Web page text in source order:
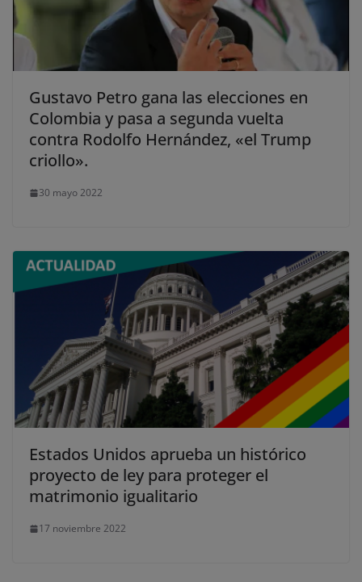
Gustavo Petro gana las elecciones en
Colombia y pasa a segunda vuelta
contra Rodolfo Hernández, «el Trump
criollo».
30 mayo 2022
Estados Unidos aprueba un histórico
proyecto de ley para proteger el
matrimonio igualitario
17 noviembre 2022
Opciones de cookies Aceptar cookies
Rechazar cookies Política de cookies